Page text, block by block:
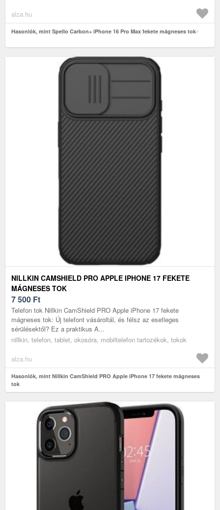
alza.hu
Hasonlók, mint Spello Carbon+ iPhone 16 Pro Max fekete mágneses tok
NILLKIN CAMSHIELD PRO APPLE IPHONE 17 FEKETE
MÁGNESES TOK
7 500 Ft
Telefon tok Nillkin CamShield PRO Apple iPhone 17 fekete
mágneses tok: Új telefont vásároltál, és félsz az esetleges
sérülésektől? Ez a praktikus A...
nillkin, telefon, tablet, okosóra, mobiltelefon tartozékok, tokok
alza.hu
Hasonlók, mint Nillkin CamShield PRO Apple iPhone 17 fekete mágneses
tok